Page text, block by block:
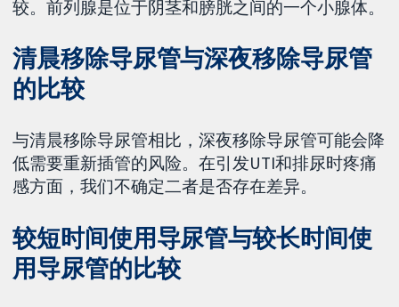
较。前列腺是位于阴茎和膀胱之间的一个小腺体。
清晨移除导尿管与深夜移除导尿管
的比较
与清晨移除导尿管相比，深夜移除导尿管可能会降
低需要重新插管的风险。在引发UTI和排尿时疼痛
感方面，我们不确定二者是否存在差异。
较短时间使用导尿管与较长时间使
用导尿管的比较